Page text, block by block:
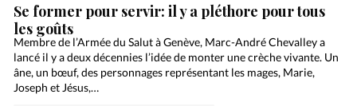
Se former pour servir: il y a pléthore pour tous
les goûts
Membre de l’Armée du Salut à Genève, Marc-André Chevalley a
lancé il y a deux décennies l’idée de monter une crèche vivante. Un
âne, un bœuf, des personnages représentant les mages, Marie,
Joseph et Jésus,…